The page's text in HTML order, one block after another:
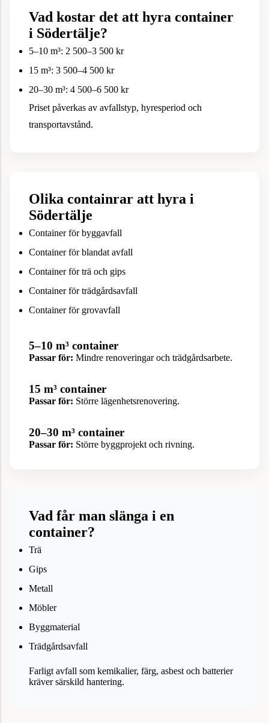
Vad kostar det att hyra container
i Södertälje?
5–10 m³: 2 500–3 500 kr
15 m³: 3 500–4 500 kr
20–30 m³: 4 500–6 500 kr
Priset påverkas av avfallstyp, hyresperiod och
transportavstånd.
Olika containrar att hyra i
Södertälje
Container för byggavfall
Container för blandat avfall
Container för trä och gips
Container för trädgårdsavfall
Container för grovavfall
5–10 m³ container
Passar för: Mindre renoveringar och trädgårdsarbete.
15 m³ container
Passar för: Större lägenhetsrenovering.
20–30 m³ container
Passar för: Större byggprojekt och rivning.
Vad får man slänga i en
container?
Trä
Gips
Metall
Möbler
Byggmaterial
Trädgårdsavfall
Farligt avfall som kemikalier, färg, asbest och batterier
kräver särskild hantering.